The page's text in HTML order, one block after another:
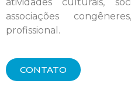
atividades culturais,
associações
profissional.
CONTATO